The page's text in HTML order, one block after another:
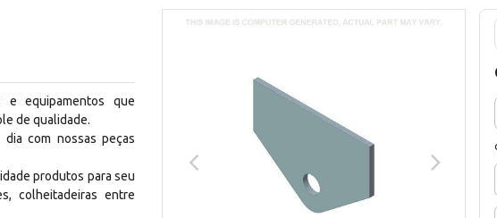
e equipamentos que
de qualidade.
dia com nossas peças
produtos para seu
colheitadeiras entre